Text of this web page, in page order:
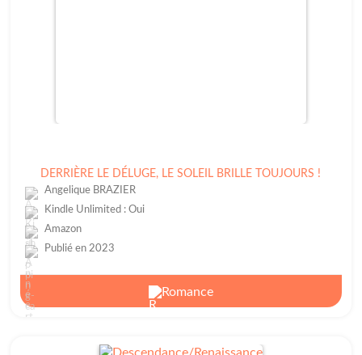
DERRIÈRE LE DÉLUGE, LE SOLEIL BRILLE TOUJOURS !
Angelique BRAZIER
Kindle Unlimited : Oui
Amazon
Publié en 2023
Romance